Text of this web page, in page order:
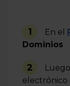
1 En el
Dominios
2
electrónico